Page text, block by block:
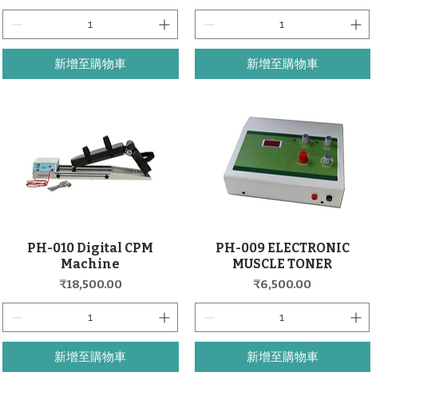
新增至購物車 新增至購物車
快速瀏覽
PH-010 Digital CPM
Machine
價格
₹18,500.00
新增至購物車
快速瀏覽
PH-009 ELECTRONIC
MUSCLE TONER
價格
₹6,500.00
新增至購物車